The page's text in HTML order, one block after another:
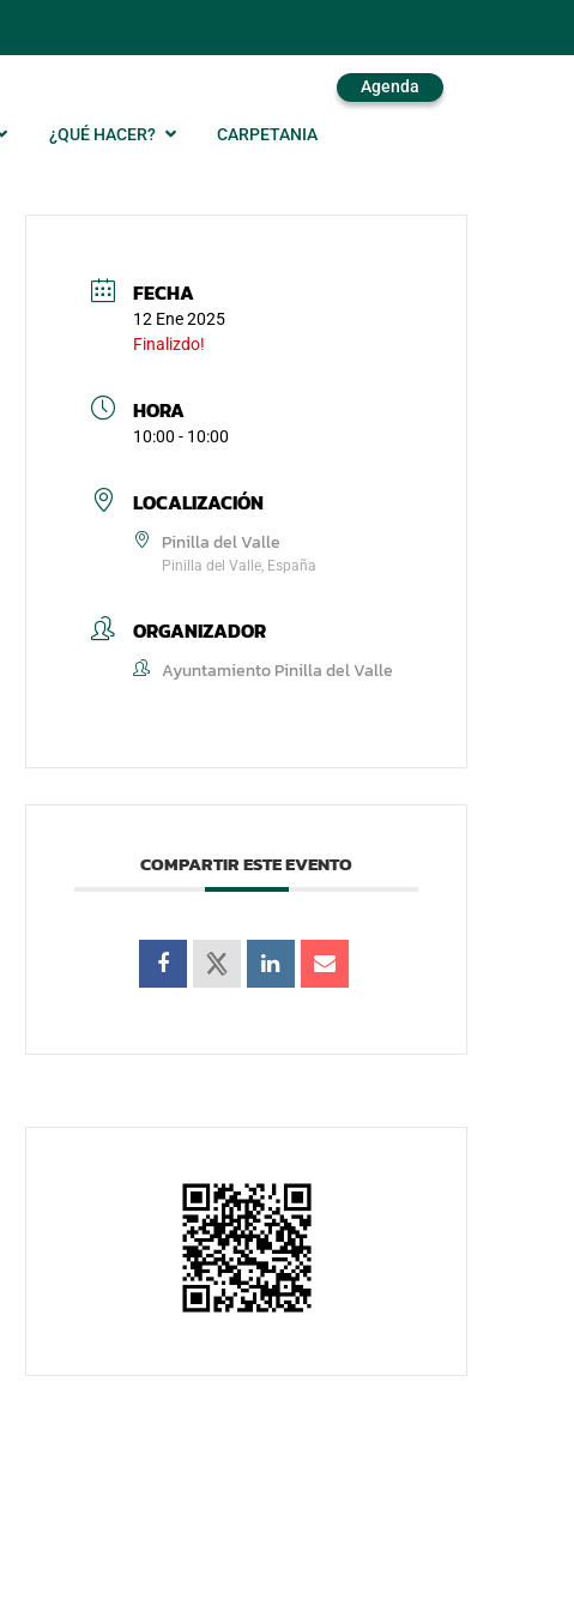
¿QUÉ HACER? CARPETANIA
Agenda
FECHA
12 Ene 2025
Finalizdo!
HORA
10:00 - 10:00
LOCALIZACIÓN
Pinilla del Valle
Pinilla del Valle, España
ORGANIZADOR
Ayuntamiento Pinilla del Valle
COMPARTIR ESTE EVENTO